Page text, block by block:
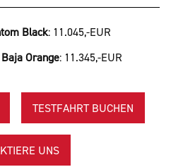
Black: 11.045,-EUR
Orange: 11.345,-EUR
TESTFAHRT BUCHEN
UNS